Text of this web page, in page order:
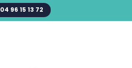
04 96 15 13 72